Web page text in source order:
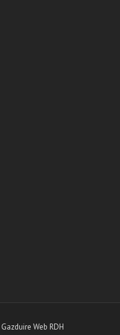
Gazduire Web RDH